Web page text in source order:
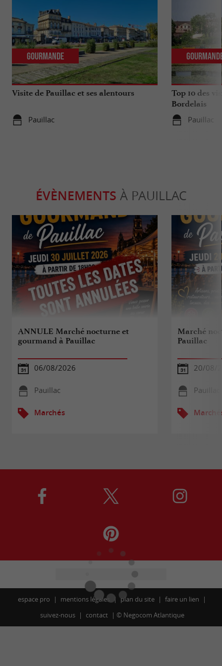
Visite de Pauillac et ses alentours
Pauillac
Gourmande
Top 10 des
Bordelais
Pauillac
ÉVÈNEMENTS À PAUILLAC
ANNULE Marché nocturne et
gourmand à Pauillac
06/08/2026
Pauillac
Marchés
Marché
Pauillac
20/08/
Pauillac
espace pro mentions légales plan du site
faire un lien
suivez-nous
contact © Negocom Atlantique